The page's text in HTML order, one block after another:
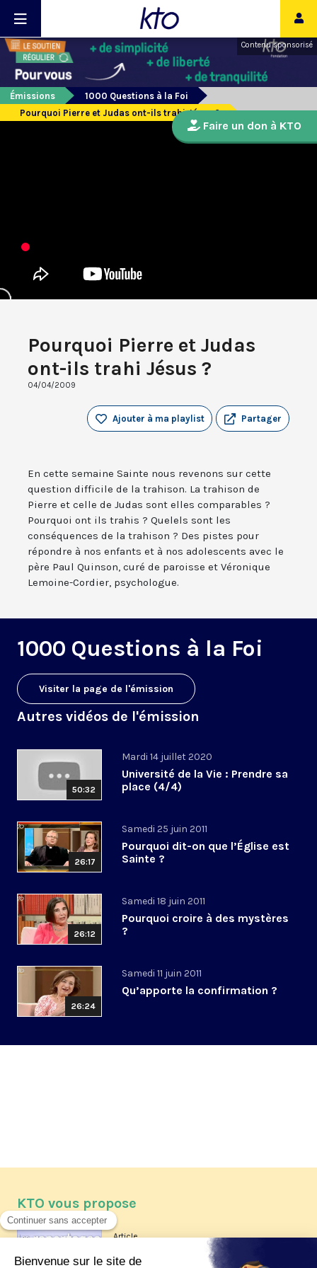
Contenu sponsorisé
Émissions
1000 Questions à la Foi
Pourquoi Pierre et Judas ont-ils trahi Jésus ?
Pourquoi Pierre et Judas
ont-ils trahi Jésus ?
04/04/2009
Partager
Ajouter à ma playlist
En cette semaine Sainte nous revenons sur cette
question difficile de la trahison. La trahison de
Pierre et celle de Judas sont elles comparables ?
Pourquoi ont ils trahis ? Quelels sont les
conséquences de la trahison ? Des pistes pour
répondre à nos enfants et à nos adolescents avec le
père Paul Quinson, curé de paroisse et Véronique
Lemoine-Cordier, psychologue.
1000 Questions à la Foi
Visiter la page de l'émission
Autres vidéos de l'émission
50:32
Mardi 14 juillet 2020
Université de la Vie : Prendre sa
place (4/4)
26:17
Samedi 25 juin 2011
Pourquoi dit-on que l’Église est
Sainte ?
26:12
Samedi 18 juin 2011
Pourquoi croire à des mystères
?
26:24
Samedi 11 juin 2011
Qu’apporte la confirmation ?
Faire un don à KTO
KTO vous propose
Article
Les reportages d'été 2026 de KTO